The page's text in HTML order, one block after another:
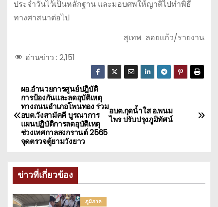
ประจำวันไว้เป็นหลักฐาน และมอบศพให้ญาติไปทำพิธี
ทางศาสนาต่อไป
สุเทพ ลอยแก้ว/รายงาน
อ่านข่าว : 2,151
แ
น
ะ
น
ว
อบต.กุดน้ำใส อ.พนม
ไพร ปรับปรุงภูมิทัศน์
ผอ.อำนวยการศูนย์ปฎิบัติ
การป้องกันและลดอุบัติเหตุ
ทางถนนอำเภอโพนทอง ร่วม
อบต.วังสามัคคี บูรณาการ
แผนปฏิบัติการลดอุบัติเหตุ
ช่วงเทศกาลสงกรานต์ 2565
จุดตรวจตู้ยามวังยาว
ข่าวที่เกี่ยวข้อง
ภูมิภาค